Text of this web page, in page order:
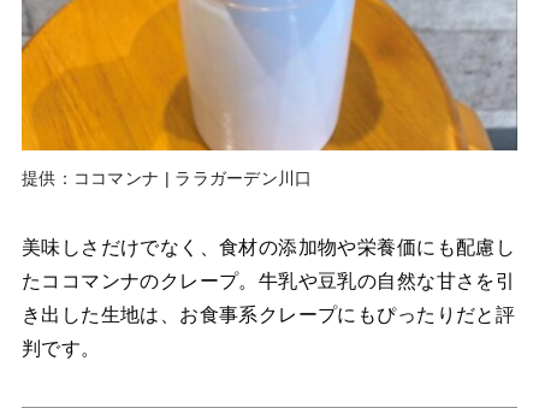
提供：ココマンナ | ララガーデン川口
美味しさだけでなく、食材の添加物や栄養価にも配慮し
たココマンナのクレープ。牛乳や豆乳の自然な甘さを引
き出した生地は、お食事系クレープにもぴったりだと評
判です。